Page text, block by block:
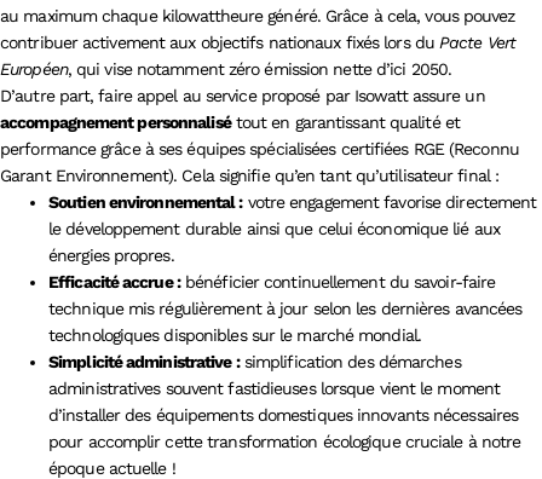
au maximum chaque kilowattheure généré. Grâce à cela, vous pouvez
contribuer activement aux objectifs nationaux fixés lors du Pacte Vert
Européen, qui vise notamment zéro émission nette d’ici 2050.
D’autre part, faire appel au service proposé par Isowatt assure un
accompagnement personnalisétout en garantissant qualité et
performance grâce à ses équipes spécialisées certifiées RGE (Reconnu
Garant Environnement). Cela signifie qu’en tant qu’utilisateur final :
Soutien environnemental :votre engagement favorise directement
le développement durable ainsi que celui économique lié aux
énergies propres.
Efficacité accrue :bénéficier continuellement du savoir-faire
technique mis régulièrement à jour selon les dernières avancées
technologiques disponibles sur le marché mondial.
Simplicité administrative :simplification des démarches
administratives souvent fastidieuses lorsque vient le moment
d’installer des équipements domestiques innovants nécessaires
pour accomplir cette transformation écologique cruciale à notre
époque actuelle !